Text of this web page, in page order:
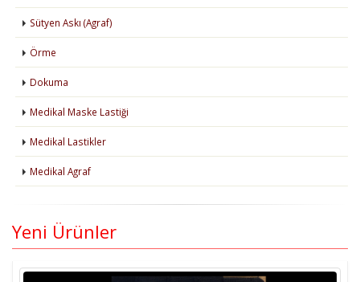
Sütyen Askı (Agraf)
Örme
Dokuma
Medikal Maske Lastiği
Medikal Lastikler
Medikal Agraf
Yeni Ürünler